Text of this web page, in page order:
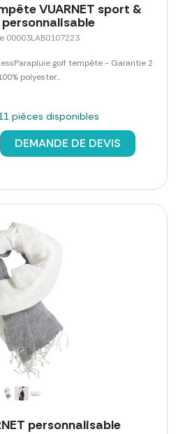
VUARNET sport &
00003LAB0107223
golf tempête - Garantie 2
polyester...
pièces disponibles
DEMANDE DE DEVIS
personnalisable